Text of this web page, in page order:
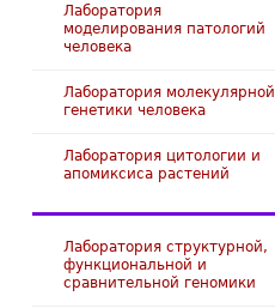
Лаборатория
моделирования патологий
человека
Лаборатория молекулярной
генетики человека
Лаборатория цитологии и
апомиксиса растений
Лаборатория структурной,
функциональной и
сравнительной геномики